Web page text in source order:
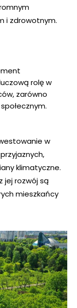
i zdrowotnym.
rolę w
zarówno
w
klimatyczne.
jej rozwój są
mieszkańcy